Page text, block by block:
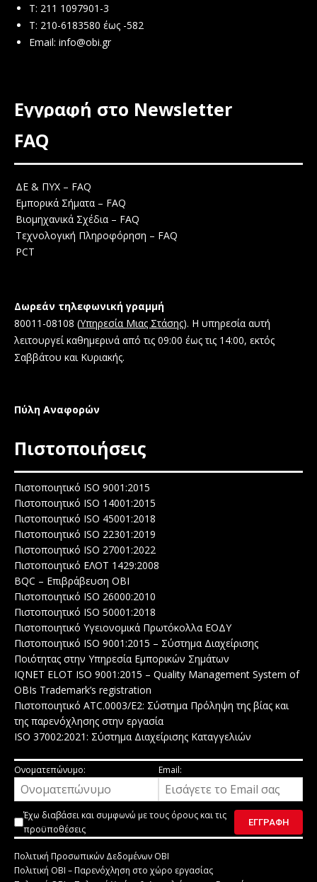
Τ: 211 1097901-3
T: 210-6183580 έως -582
Email: info@obi.gr
Εγγραφή στο Newsletter
FAQ
ΔΕ & ΠΥΧ – FAQ
Εμπορικά Σήματα – FAQ
Βιομηχανικά Σχέδια – FAQ
Τεχνολογική Πληροφόρηση – FAQ
PCT
Δωρεάν τηλεφωνική γραμμή
80011-08108 (Υπηρεσία Μιας Στάσης). Η υπηρεσία αυτή
λειτουργεί καθημερινά από τις 09:00 έως τις 14:00, εκτός
Σαββάτου και Κυριακής.
Πύλη Αναφορών
Πιστοποιήσεις
Πιστοποιητικό ISO 9001:2015
Πιστοποιητικό ISO 14001:2015
Πιστοποιητικό ISO 45001:2018
Πιστοποιητικό ISO 22301:2019
Πιστοποιητικό ISO 27001:2022
Πιστοποιητικό ΕΛΟΤ 1429:2008
BQC – Επιβράβευση ΟΒΙ
Πιστοποιητικό ISO 26000:2010
Πιστοποιητικό ISO 50001:2018
Πιστοποιητικό Υγειονομικά Πρωτόκολλα ΕΟΔΥ
Πιστοποιητικό ISO 9001:2015 – Σύστημα Διαχείρισης
Ποιότητας στην Υπηρεσία Εμπορικών Σημάτων
IQNET ELOT ISO 9001:2015 – Quality Management System of
OBIs Trademark’s registration
Πιστοποιητικό ATC.0003/E2: Σύστημα Πρόληψη της βίας και
της παρενόχλησης στην εργασία
ISO 37002:2021: Σύστημα Διαχείρισης Καταγγελιών
Ονοματεπώνυμο: Email:
Έχω διαβάσει και συμφωνώ με τους όρους και τις
προϋποθέσεις
Πολιτική Προσωπικών Δεδομένων ΟΒΙ
Πολιτική ΟΒΙ – Παρενόχληση στο χώρο εργασίας